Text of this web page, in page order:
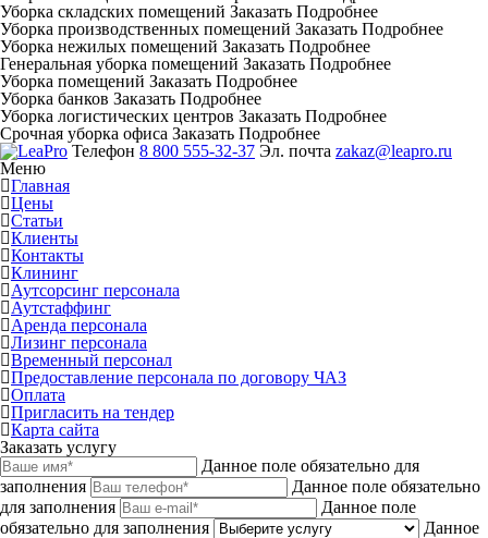
Уборка складских помещений Заказать Подробнее
Уборка производственных помещений Заказать Подробнее
Уборка нежилых помещений Заказать Подробнее
Генеральная уборка помещений Заказать Подробнее
Уборка помещений Заказать Подробнее
Уборка банков Заказать Подробнее
Уборка логистических центров Заказать Подробнее
Срочная уборка офиса Заказать Подробнее
Телефон 8 800 555-32-37 Эл. почта zakaz@leapro.ru
Меню
Главная
Цены
Статьи
Клиенты
Контакты
Клининг
Аутсорсинг персонала
Аутстаффинг
Аренда персонала
Лизинг персонала
Временный персонал
Предоставление персонала по договору ЧАЗ
Оплата
Пригласить на тендер
Карта сайта
Заказать услугу
Данное поле обязательно для
заполнения
Данное поле обязательно
для заполнения
Данное поле
обязательно для заполнения
Данное